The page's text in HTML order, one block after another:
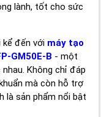
lành, tốt cho sức
kể đến với máy tạo
GM50E-B - một
Không chỉ đáp
mà còn hỗ trợ
là sản phẩm nổi bật